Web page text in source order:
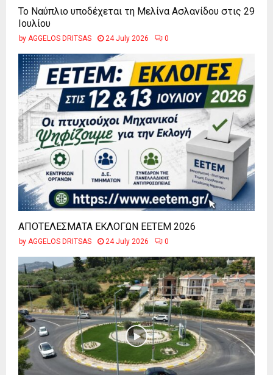
Το Ναύπλιο υποδέχεται τη Μελίνα Ασλανίδου στις 29
Ιουλίου
by AGGELOS DRITSAS 24 July 2026 0
ΑΠΟΤΕΛΕΣΜΑΤΑ ΕΚΛΟΓΩΝ ΕΕΤΕΜ 2026
by AGGELOS DRITSAS 24 July 2026 0